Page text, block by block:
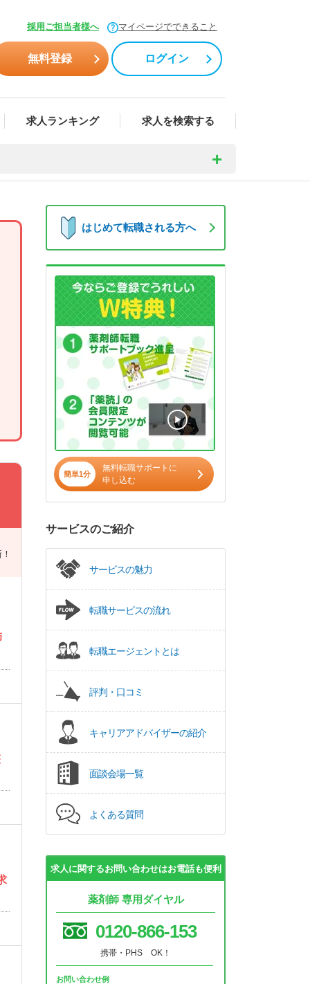
採用ご担当者様へ マイページでできること
無料登録 ログイン
求人ランキング 求人を検索する
はじめて転職される方へ
簡単1分
無料転職サポートに
申し込む
サービスのご紹介
サービスの魅力
転職サービスの流れ
転職エージェントとは
評判・口コミ
キャリアアドバイザーの紹介
面談会場一覧
よくある質問
求人に関するお問い合わせはお電話も便利
薬剤師 専用ダイヤル
0120-866-153
携帯・PHS OK！
お問い合わせ例